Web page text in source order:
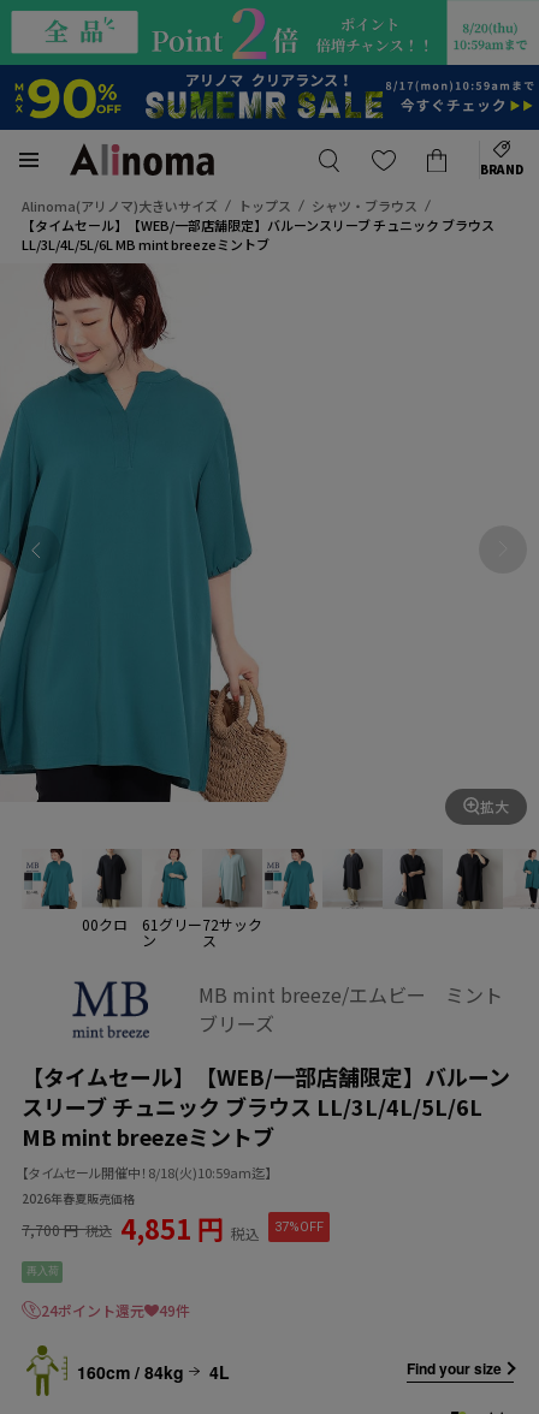
BRAND
Alinoma(アリノマ)大きいサイズ トップス
シャツ・ブラウス
【タイムセール】【WEB/一部店舗限定】バルーンスリーブ チュニック ブラウス
LL/3L/4L/5L/6L MB mint breezeミントブ
拡大
00クロ 61グリー
ン
72サック
ス
MB mint breeze/エムビー ミント
ブリーズ
【タイムセール】【WEB/一部店舗限定】バルーン
スリーブ チュニック ブラウス LL/3L/4L/5L/6L
MB mint breezeミントブ
【タイムセール開催中！8/18(火)10:59am迄】
2026年春夏販売価格
7,700 円 税込 4,851 円 税込 37%OFF
再入荷
24ポイント還元 49件
160cm / 84kg 4L Find your size